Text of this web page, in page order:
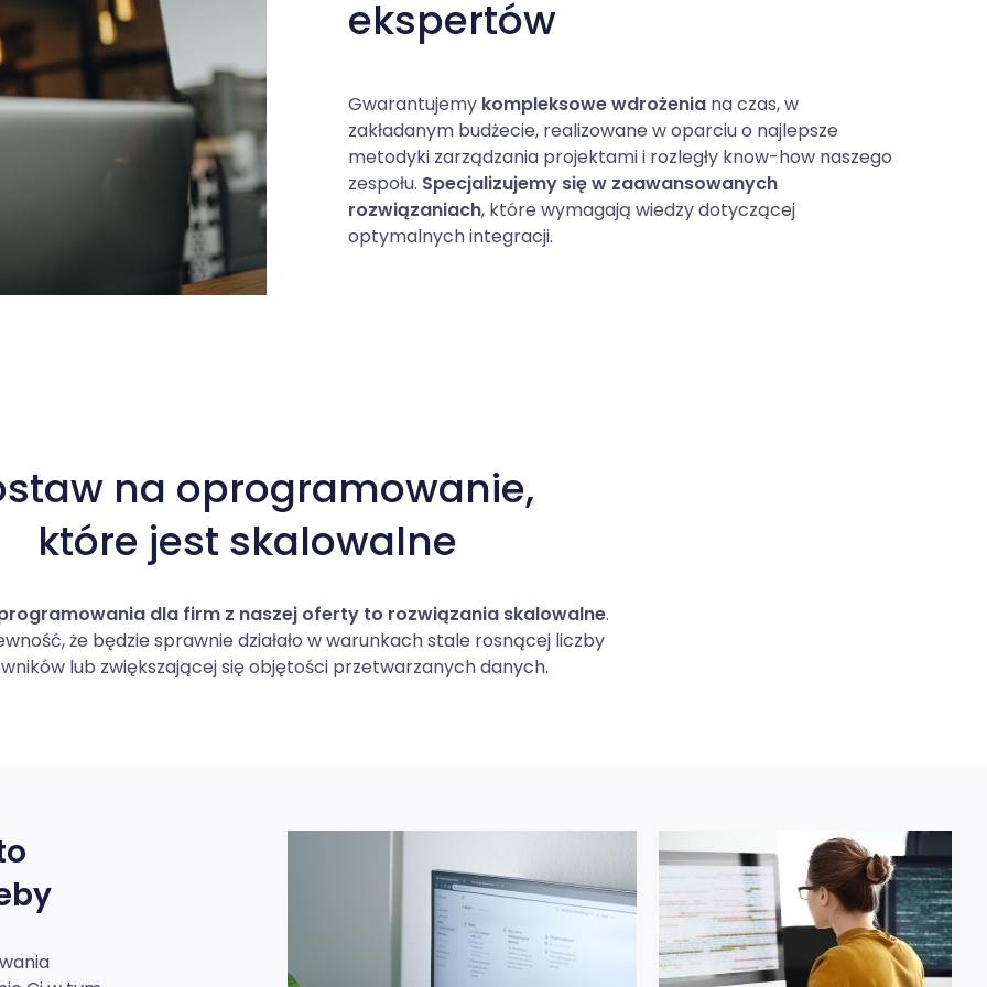
ekspertów
Gwarantujemy kompleksowe wdrożenia na czas, w
zakładanym budżecie, realizowane w oparciu o najlepsze
metodyki zarządzania projektami i rozległy know-how naszego
zespołu. Specjalizujemy się w zaawansowanych
rozwiązaniach, które wymagają wiedzy dotyczącej
optymalnych integracji.
na oprogramowanie,
które jest skalowalne
dla firm z naszej oferty to rozwiązania skalowalne.
że będzie sprawnie działało w warunkach stale rosnącej liczby
lub zwiększającej się objętości przetwarzanych danych.